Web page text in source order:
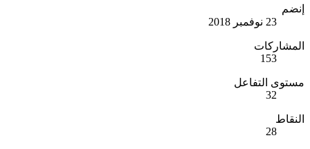
إنضم
23 نوفمبر 2018
المشاركات
153
مستوى التفاعل
32
النقاط
28